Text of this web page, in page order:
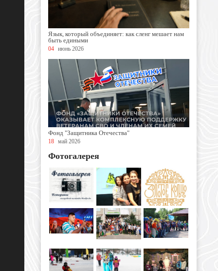
Язык, который объединяет: как сленг мешает нам
быть едиными
04 июнь 2026
Фонд "Защитника Отечества"
18 май 2026
Фотогалерея